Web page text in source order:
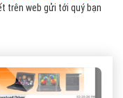
trên web gửi tới quý bạn